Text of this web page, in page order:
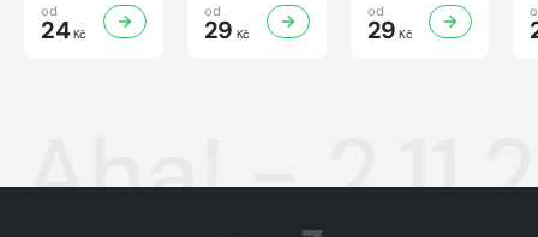
od
24Kč
od
29 Kč
od
29 Kč
Aha! -